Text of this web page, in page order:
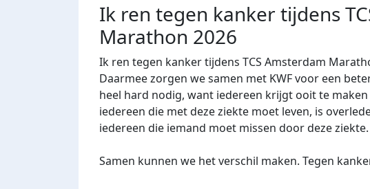
Ik ren tegen kanker tijdens
Marathon 2026
Ik ren tegen kanker tijdens TCS Amsterdam
Daarmee zorgen we samen met KWF voor een
heel hard nodig, want iedereen krijgt ooit te
iedereen die met deze ziekte moet leven, is
iedereen die iemand moet missen door deze ziekte.
Samen kunnen we het verschil maken. Tegen